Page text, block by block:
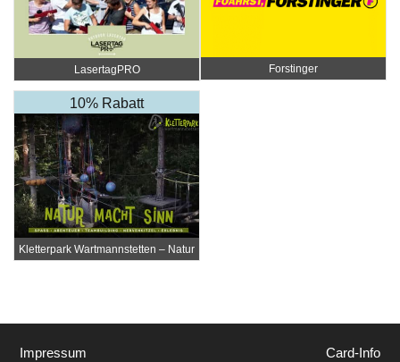
LasertagPRO Forstinger
10% Rabatt
Kletterpark Wartmannstetten – Natur
macht Sinn
Impressum Card-Info